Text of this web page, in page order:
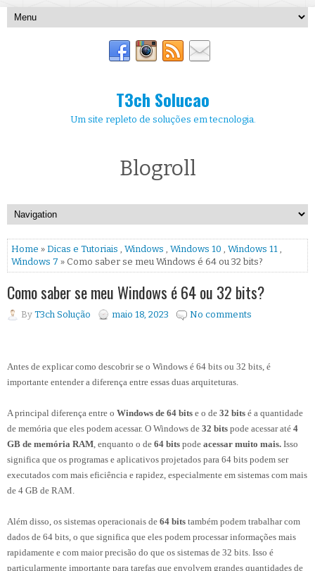
T3ch Solucao
Um site repleto de soluções em tecnologia.
Blogroll
Home » Dicas e Tutoriais Windows Windows 10 Windows 11
Windows 7 » Como saber se meu Windows é 64 ou 32 bits?
Como saber se meu Windows é 64 ou 32 bits?
By T3ch Solução maio 18, 2023 No comments
Antes de explicar como descobrir se o Windows é 64 bits ou 32 bits, é
importante entender a diferença entre essas duas arquiteturas.
A principal diferença entre o Windows de 64 bits e o de 32 bits é a quantidade
de memória que eles podem acessar. O Windows de 32 bits pode acessar até 4
GB de memória RAM , enquanto o de 64 bits pode acessar muito mais. Isso
significa que os programas e aplicativos projetados para 64 bits podem ser
executados com mais eficiência e rapidez, especialmente em sistemas com mais
de 4 GB de RAM.
Além disso, os sistemas operacionais de 64 bits também podem trabalhar com
dados de 64 bits, o que significa que eles podem processar informações mais
rapidamente e com maior precisão do que os sistemas de 32 bits. Isso é
particularmente importante para tarefas que envolvem grandes quantidades de